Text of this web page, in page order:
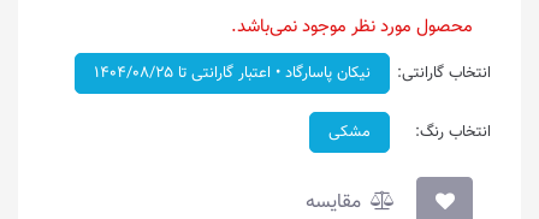
محصول مورد نظر موجود نمی‌باشد.
انتخاب گارانتی: نیکان پاسارگاد • اعتبار گارانتی تا ۱۴۰۴/۰۸/۲۵
انتخاب رنگ: مشکی
مقایسه